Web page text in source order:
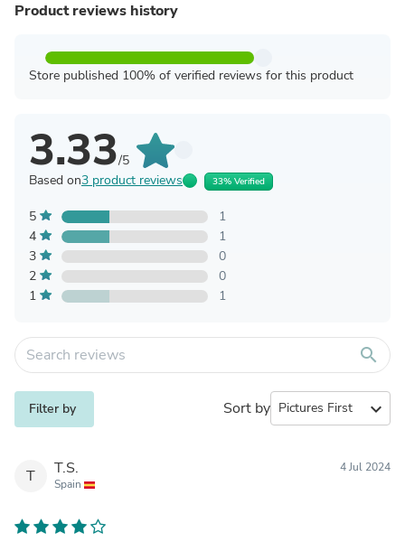
Product reviews history
Store published 100% of verified reviews for this product
3.33/5
Based on3 product reviews 33% Verified
5
1
4
1
3
0
2
0
1
1
search
Filter by Sort by expand_more
T T.S.
Spain
4 Jul 2024